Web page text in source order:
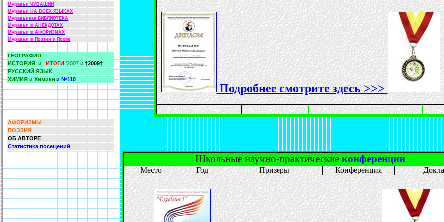
Муравьи ЧУВАШИИ
Муравьи НА ВСЕХ ЯЗЫКАХ
Муравьиная БИБЛИОТЕКА
Муравьи в АНЕКДОТАХ
Муравьи в АФОРИЗМАХ
Муравьи в Поэзии и Прозе
ГЕОГРАФИЯ
ИСТОРИЯ и ИТОГИ'2007 и†2009†
РУССКИЙ ЯЗЫК
ХИМИЯ и Химики и№110
АФОРИЗМЫ
ПОЭЗИЯ
ОБ АВТОРЕ
Статистика посещений
Подробнее смотрите здесь >>>
Школьные научно-практическиеконференции
Место Год Призёры Конференция